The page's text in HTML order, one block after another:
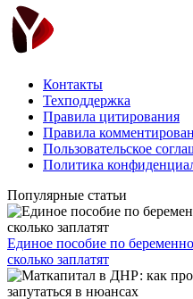
Контакты
Техподдержка
Правила цитирования
Правила
Пользовательское
Политика
Популярные статьи
Единое пособие по
сколько заплатят